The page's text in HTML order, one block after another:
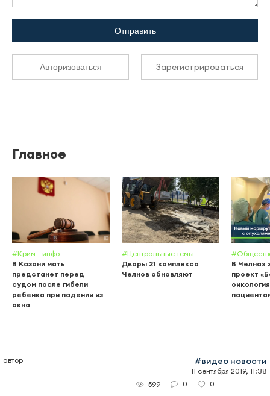
Отправить
Авторизоваться Зарегистрироваться
Главное
#Крим - инфо
В Казани мать
предстанет перед
судом после гибели
ребенка при падении из
окна
#Центральные темы
Дворы 21 комплекса
Челнов обновляют
В Челнах
проект
автор #видео новости
11 сентября 2019, 11:38
599
0 0